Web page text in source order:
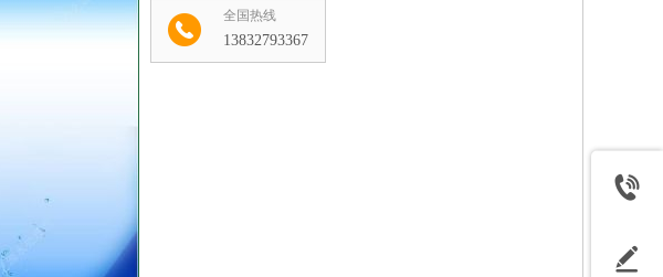
全国热线
13832793367